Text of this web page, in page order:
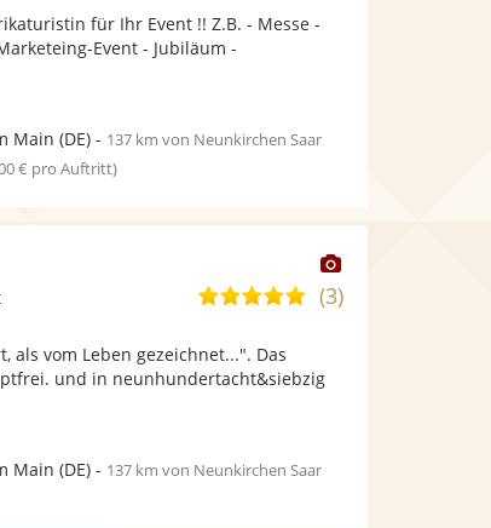
5
für Ihr Event !! Z.B. - Messe -
Event - Jubiläum -
Main (DE)- 137 km von Neunkirchen Saar
€ pro Auftritt)
Dieser
Künstler
4,8
Sternen
(3)
als vom Leben gezeichnet...". Das
und in neunhundertacht&siebzig
Main (DE)- 137 km von Neunkirchen Saar